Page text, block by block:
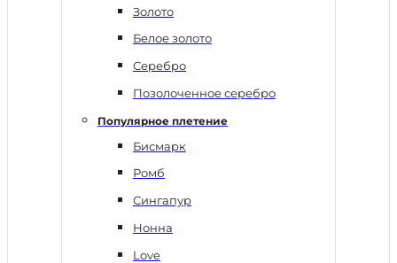
Золото
Белое золото
Серебро
Позолоченное серебро
Популярное плетение
Бисмарк
Ромб
Сингапур
Нонна
Love